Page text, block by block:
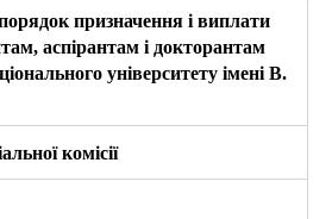
призначення і виплати
аспірантам і докторантам
університету імені В.
комісії